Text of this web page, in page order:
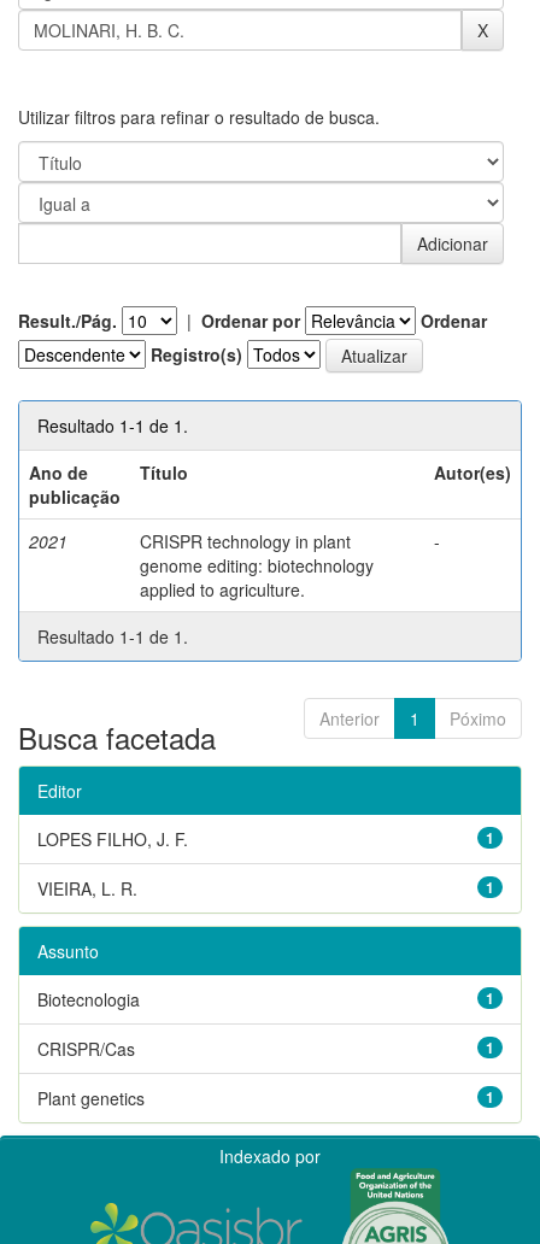
Utilizar filtros para refinar o resultado de busca.
Result./Pág. | Ordenar por
Ordenar
Registro(s)
Resultado 1-1 de 1.
Ano de
publicação
Título Autor(es)
2021
CRISPR technology in plant
genome editing: biotechnology
applied to agriculture.
-
Resultado 1-1 de 1.
Anterior 1 Póximo
Busca facetada
Editor
1
LOPES FILHO, J. F.
1
VIEIRA, L. R.
Assunto
1
Biotecnologia
1
CRISPR/Cas
1
Plant genetics
Indexado por